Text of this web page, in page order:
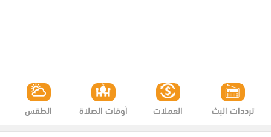
الطقس أوقات الصلاة العملات ترددات البث